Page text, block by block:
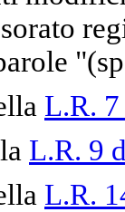
L.R.
L.R. 9
L.R.